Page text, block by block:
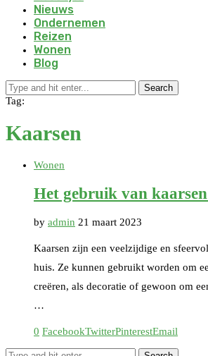
Nieuws
Ondernemen
Reizen
Wonen
Blog
Search
Tag:
Kaarsen
Wonen
Het gebruik van
by admin 21 maart 2023
Kaarsen zijn een veelzijdige en
huis. Ze kunnen gebruikt worden om
creëren, als decoratie of gewoon om
…
0 FacebookTwitterPinterestEmail